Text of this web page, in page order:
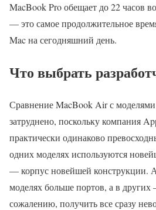
MacBook Pro обещает до 22 часов
— это самое продолжительное
Mac на сегодняшний день.
Что выбрать
Сравнение MacBook Air с
затруднено, поскольку компания
практически одинаково
одних моделях используются
— корпус новейшей конструкции.
моделях больше портов, а в
сожалению, получить все сразу